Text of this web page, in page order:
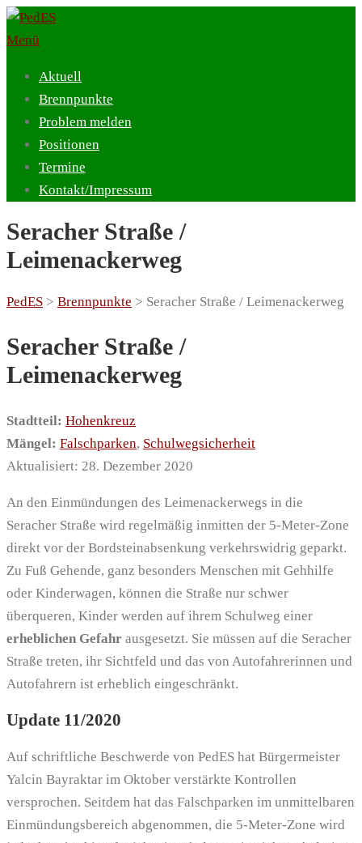
Zum
Inhalt
Menü
Aktuell
Brennpunkte
Problem melden
Positionen
Termine
Kontakt/Impressum
Seracher Straße /
Leimenackerweg
PedES > Brennpunkte > Seracher Straße / Leimenackerweg
Seracher Straße /
Leimenackerweg
Stadtteil: Hohenkreuz
Mängel: Falschparken, Schulwegsicherheit
Aktualisiert: 28. Dezember 2020
An den Einmündungen des Leimenackerwegs in die
Seracher Straße wird regelmäßig inmitten der 5-Meter-Zone
direkt vor der Bordsteinabsenkung verkehrswidrig geparkt.
Zu Fuß Gehende, ganz besonders Menschen mit Gehhilfe
oder Kinderwagen, können die Straße nur schwer
überqueren, Kinder werden auf ihrem Schulweg einer
erheblichen Gefahr ausgesetzt. Sie müssen auf die Seracher
Straße treten, ihr Sichtfeld und das von Autofahrerinnen und
Autofahrern ist erheblich eingeschränkt.
Update 11/2020
Auf schriftliche Beschwerde von PedES hat Bürgermeister
Yalcin Bayraktar im Oktober verstärkte Kontrollen
versprochen. Seitdem hat das Falschparken im unmittelbaren
Einmündungsbereich abgenommen, die 5-Meter-Zone wird